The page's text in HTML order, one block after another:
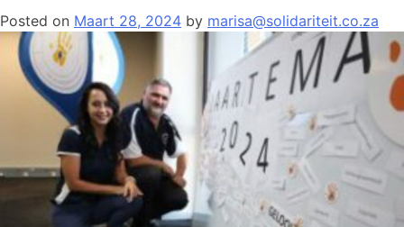
Posted on Maart 28, 2024 by marisa@solidariteit.co.za